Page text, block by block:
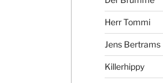
Herr Tommi
Jens Bertrams
Killerhippy